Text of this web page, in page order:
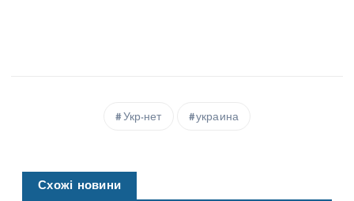
Укр-нет украина
Схожі новини